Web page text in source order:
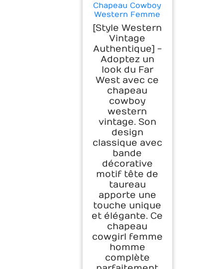
Chapeau Cowboy
Western Femme
Homme – Chapeau
Cowgirl Vintage
Bord Large
Ajustable, Cowboy
Hat Style Country
Rodeo Festival
Costume, Chapeau
Western Feutre
(FR/ES,
Alpha/lettres, M,
Brun Western-C)
[Style Western
Vintage
Authentique] -
Adoptez un
look du Far
West avec ce
chapeau
cowboy
western
vintage. Son
design
classique avec
bande
décorative
motif tête de
taureau
apporte une
touche unique
et élégante. Ce
chapeau
cowgirl femme
homme
complète